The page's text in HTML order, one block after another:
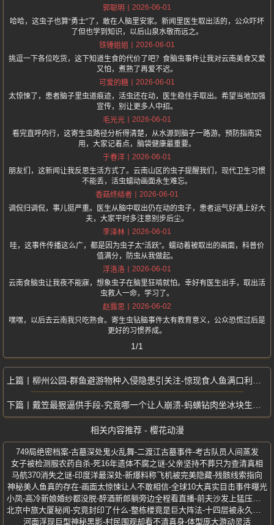
郭聪明
2026-06-01
哈哈，这虫子也算“勇士”了，敢在人脑里安家。新闻里医生取出活的，公众吓坏
了但也学到知识，以后山泉水敬而远之。
铁锤姐姐
2026-06-01
挑逗一下各位吃货，这下知道生食的代价了吧？食脑虫事件让我对云南美食又爱
又怕，煮熟了再爱不迟。
可爱的糖
2026-06-01
太惊悚了，患者脑子里虫道痕迹，活虫还在动，医生稳住手取出。希望当地加强
宣传，别让更多人中招。
毛光光
2026-06-01
看完直呼内行，这寄生虫路径分析得清楚，从水源到脑子一路游。预防指南实
用，大家记着点，脑袋健康最重要。
于春洋
2026-06-01
朋友们，这新闻让我反思生活方式了。云南山区的虫子提醒我们，现代卫生习惯
不能丢，活虫蠕动画面永生难忘。
香菇终结者
2026-06-01
调侃归调侃，事儿挺严重。医生从脑中取出仍在动的虫子，患者运气好遇上好大
夫，大家平时多注意别步后尘。
李泽林
2026-06-01
哇，这事件传播这么广，都是因为虫子太“活跃”。蠕动着被取出的画面，科普价
值满分，防虫从我做起。
浮洛洛
2026-06-01
云南食脑虫让我夜不能寐，想象虫子在脑里狂啃就怕。幸好有医生出手，取出活
虫救人一命，学习了。
赵露思
2026-06-02
嘿嘿，以后去云南我只吃熟食。寄生虫钻脑事件太有教育意义，公众恐慌过后是
更好的习惯养成。
1/1
柳州公园-群鱼避游物种入侵隐患引关注-惊现食人鱼满口利齿模样骇人
戴笠最狠逼供手段-究竟哪一个让人崩溃-蚂蟥钻肉坐冰块生孩子
相关内容推荐 - 樱花动漫
749局绝密档案-古墓深处鬼火乱舞-二渡江古墓事件-考古队员人间蒸发
女子被检测服农药自杀-死16年遗体不腐之谜-父亲坚持不葬只为查清真相
马航370消失之谜-印度洋最深处-新爆料称飞机被完美隐藏-残骸线索指向
神秘美人鱼真的存在-画面太惊悚让人不敢相信-全球10大真实目击事件曝光
河面浮现巨型神秘黑影-村民围观却看不清真身-体型庞大游动灵活